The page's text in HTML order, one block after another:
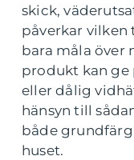
skick,
påverkar vilken
bara måla över
produkt kan ge
eller dålig
hänsyn till
både
huset.